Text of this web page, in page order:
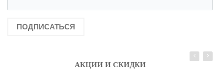
ПОДПИСАТЬСЯ
АКЦИИ И СКИДКИ